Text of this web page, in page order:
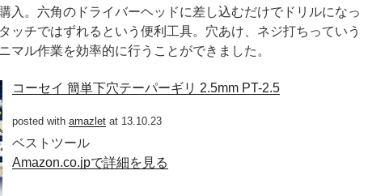
入。六角のドライバーヘッドに差し込むだけでドリルになっ
ッチではずれるという便利工具。穴あけ、ネジ打ちっていう
マル作業を効率的に行うことができました。
コーセイ 簡単下穴テーパーギリ 2.5mm PT-2.5
posted with amazlet at 13.10.23
ベストツール
Amazon.co.jpで詳細を見る